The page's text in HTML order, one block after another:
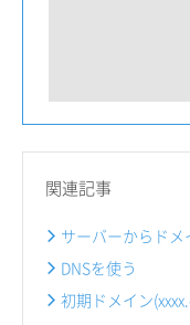
関連記事
サーバーからド
DNSを使う
初期ドメイン